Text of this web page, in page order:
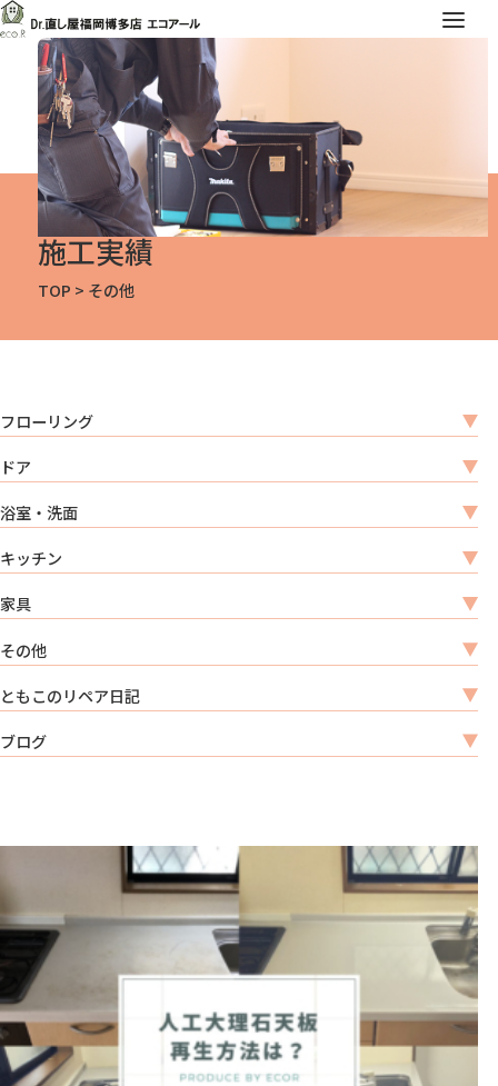
施工実績
TOP > その他
フローリング
ドア
浴室・洗面
キッチン
家具
その他
ともこのリペア日記
ブログ